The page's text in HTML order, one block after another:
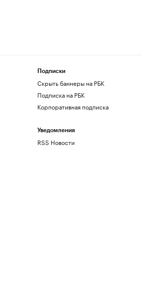
Подписки
Скрыть баннеры на РБК
Подписка на РБК
Корпоративная подписка
Уведомления
RSS Новости